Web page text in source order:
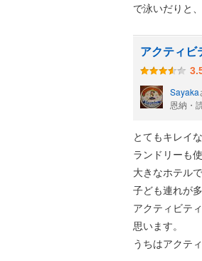
大浴場に行
にすっ転び
そして大浴
の専用の温
営業時間
毎週木曜日
泉質は、含
ました♪
利用出来る
で泳いだりと
アクティビ
Sayaka
恩納・
とてもキレイ
ランドリーも
大きなホテル
子ども連れが
アクティビテ
思います。
うちはアクテ